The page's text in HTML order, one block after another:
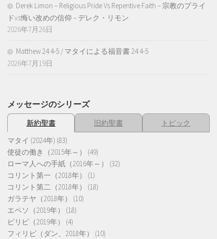
Derek Limon – Religious Pride Vs Repentive Faith – 宗教のプライ
ドvs悔い改めの信仰 – デレク・リモン
2026年7月26日
Matthew 24:4-5 / マタイによる福音書 24:4-5
2026年7月19日
メッセージのシリーズ
新約聖書 旧約聖書
トピック
マタイ (2024年) (83)
使徒の働き（2015年～）
(49)
ローマ人への手紙（2016年～）
(32)
コリント第一（2018年）
(1)
コリント第二（2018年）
(18)
ガラテヤ（2018年）
(10)
エペソ（2019年）
(18)
ピリピ（2019年）
(4)
フィリピ（ダン、2018年）
(10)